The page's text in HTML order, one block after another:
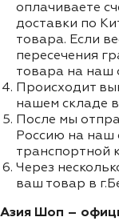
оплачиваете
доставки по
товара. Если
пересечения
товара на наш
Происходит
нашем складе
После мы
Россию на наш
транспортной
Через
ваш товар в
Азия Шоп –